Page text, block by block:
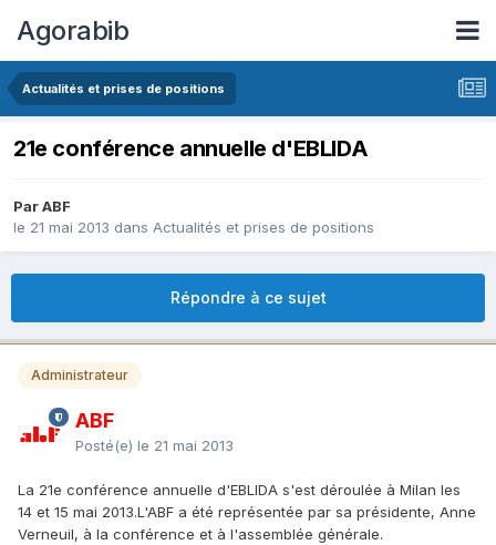
Agorabib
Actualités et prises de positions
21e conférence annuelle d'EBLIDA
Par ABF
le 21 mai 2013 dans Actualités et prises de positions
Répondre à ce sujet
Administrateur
ABF
Posté(e) le 21 mai 2013
La 21e conférence annuelle d'EBLIDA s'est déroulée à Milan les
14 et 15 mai 2013.L'ABF a été représentée par sa présidente, Anne
Verneuil, à la conférence et à l'assemblée générale.